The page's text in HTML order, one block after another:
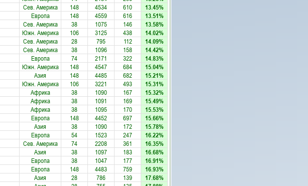
Сев. Америка 148 4534 610 13.45%
Европа 148 4559 616 13.51%
Сев. Америка 38 1075 146 13.58%
Южн. Америка 106 3125 438 14.02%
Сев. Америка 28 795 112 14.09%
Сев. Америка 38 1096 158 14.42%
Европа 74 2171 322 14.83%
Южн. Америка 148 4547 684 15.04%
Азия 148 4485 682 15.21%
Южн. Америка 106 3221 493 15.31%
Африка 38 1090 167 15.32%
Африка 38 1091 169 15.49%
Африка 38 1095 170 15.53%
Европа 148 4452 697 15.66%
Азия 38 1090 172 15.78%
Европа 54 1523 247 16.22%
Сев. Америка 74 2208 361 16.35%
Азия 38 1097 183 16.68%
Европа 38 1047 177 16.91%
Европа 148 4483 759 16.93%
Азия 28 786 139 17.68%